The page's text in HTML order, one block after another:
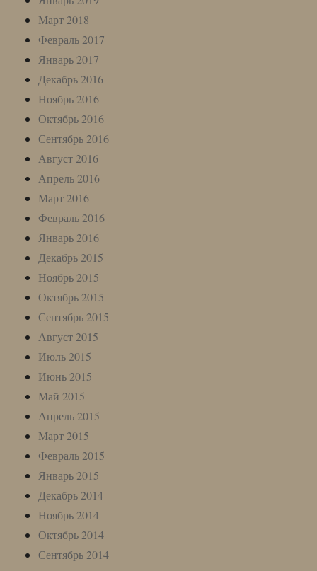
Март 2018
Февраль 2017
Январь 2017
Декабрь 2016
Ноябрь 2016
Октябрь 2016
Сентябрь 2016
Август 2016
Апрель 2016
Март 2016
Февраль 2016
Январь 2016
Декабрь 2015
Ноябрь 2015
Октябрь 2015
Сентябрь 2015
Август 2015
Июль 2015
Июнь 2015
Май 2015
Апрель 2015
Март 2015
Февраль 2015
Январь 2015
Декабрь 2014
Ноябрь 2014
Октябрь 2014
Сентябрь 2014